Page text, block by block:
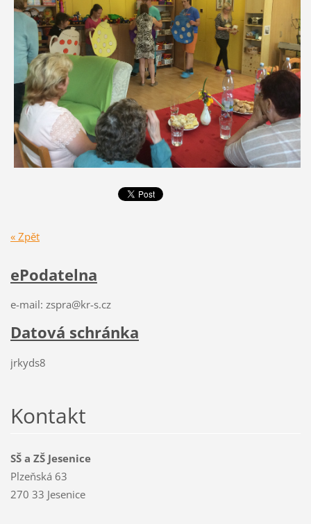
« Zpět
ePodatelna
e-mail: zspra@kr-s.cz
Datová schránka
jrkyds8
Kontakt
SŠ a ZŠ Jesenice
Plzeňská 63
270 33 Jesenice